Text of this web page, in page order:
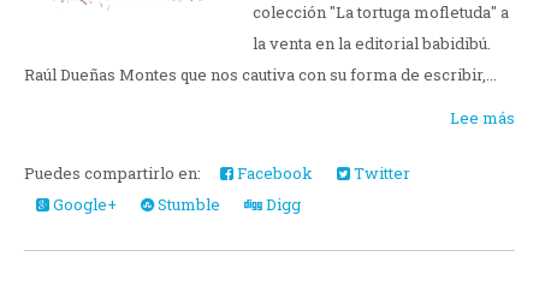
colección "La tortuga mofletuda" a
la venta en la editorial babidibú.
Raúl Dueñas Montes que nos cautiva con su forma de escribir,...
Lee más
Puedes compartirlo en: Facebook
Twitter
Google+
Stumble Digg